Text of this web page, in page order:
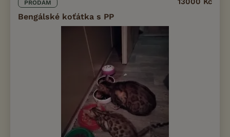
PRODÁM
Bengálské koťátka s PP